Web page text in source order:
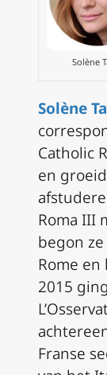
Solène
Solène
Catholic
en
Roma III
begon
Rome en
2015
Franse